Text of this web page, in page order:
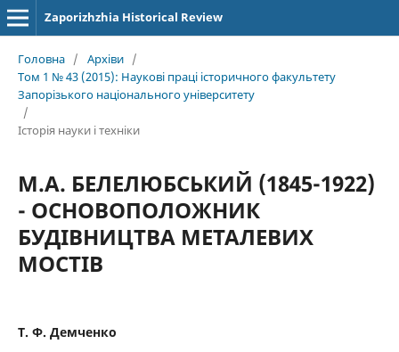
Zaporizhzhia Historical Review
Головна / Архіви /
Том 1 № 43 (2015): Наукові праці історичного факультету
Запорізького національного університету
/
Історія науки і техніки
М.А. БЕЛЕЛЮБСЬКИЙ (1845-1922)
- ОСНОВОПОЛОЖНИК
БУДІВНИЦТВА МЕТАЛЕВИХ
МОСТІВ
Т. Ф. Демченко